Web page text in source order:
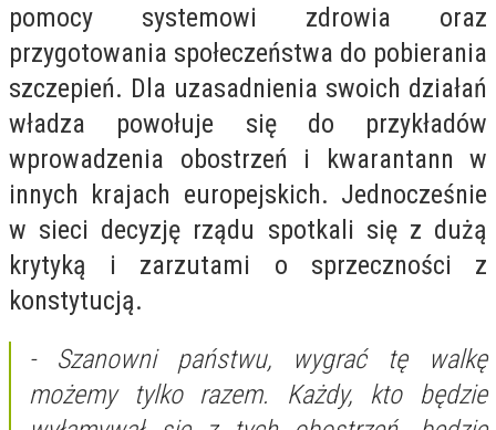
pomocy systemowi zdrowia oraz
przygotowania społeczeństwa do pobierania
szczepień. Dla uzasadnienia swoich działań
władza powołuje się do przykładów
wprowadzenia obostrzeń i kwarantann w
innych krajach europejskich. Jednocześnie
w sieci decyzję rządu spotkali się z dużą
krytyką i zarzutami o sprzeczności z
konstytucją.
- Szanowni państwu, wygrać tę walkę
możemy tylko razem. Każdy, kto będzie